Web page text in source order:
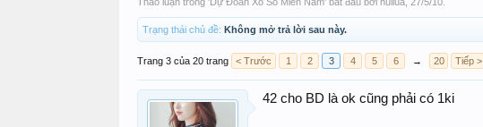
Trạng thái chủ đề: Không mở trả lời sau này.
Trang 3 của 20 trang < Trước 1 2 3 4 5 6 → 20 Tiếp >
42 cho BD là ok cũng phải có 1ki